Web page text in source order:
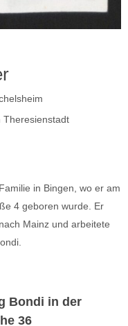
Theresienstadt
in Bingen, wo er am
4 geboren wurde. Er
Mainz und arbeitete
Bondi in der
36